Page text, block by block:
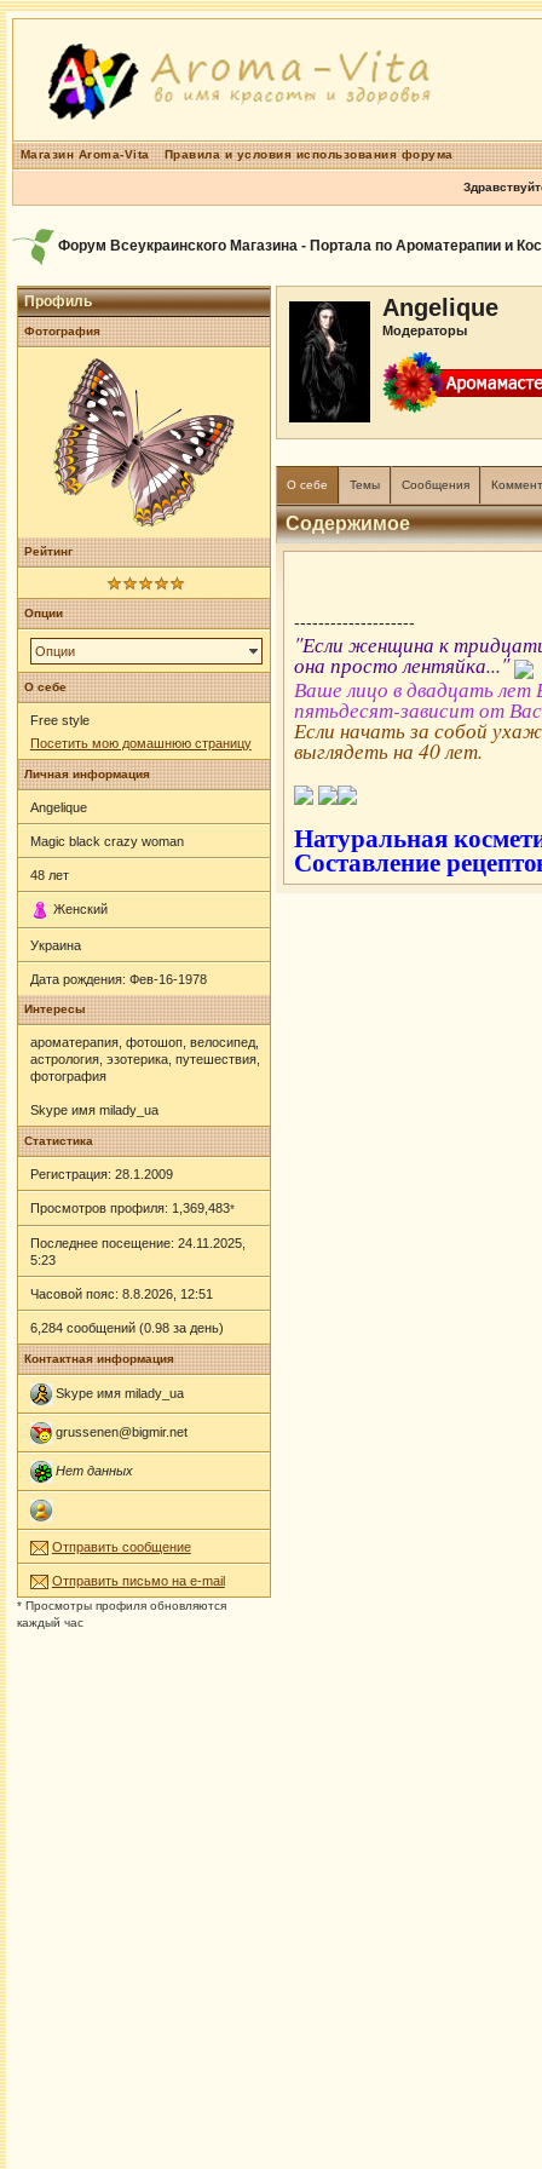
Магазин Aroma-Vita Правила и условия использования форума
Форум Всеукраинского Магазина - Портала по Ароматерапии и
Профиль
Фотография
Рейтинг
Опции
Опции
О себе
Free style
Посетить мою домашнюю страницу
Личная информация
Angelique
Magic black crazy woman
48 лет
Женский
Украина
Дата рождения: Фев-16-1978
Интересы
ароматерапия, фотошоп, велосипед,
астрология, эзотерика, путешествия,
фотография
Skype имя milady_ua
Статистика
Регистрация: 28.1.2009
Просмотров профиля: 1,369,483*
Последнее посещение: 24.11.2025,
5:23
Часовой пояс: 8.8.2026, 12:51
6,284 сообщений (0.98 за день)
Контактная информация
Skype имя milady_ua
grussenen@bigmir.net
Нет данных
Отправить сообщение
Отправить письмо на e-mail
* Просмотры профиля обновляются
каждый час
Angelique
Модераторы
О себе Темы Сообщения
Содержимое
--------------------
"Если женщина к
она просто лентяйка..."
Ваше лицо в двадцать
пятьдесят-зависит от
Если начать за собой
выглядеть на 40 лет.
Натуральная
Составление